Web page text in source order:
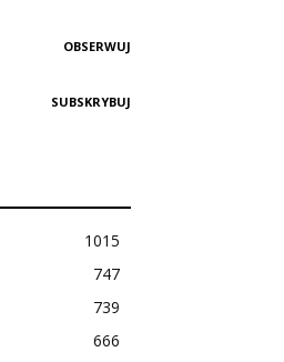
OBSERWUJ
SUBSKRYBUJ
1015
747
739
666